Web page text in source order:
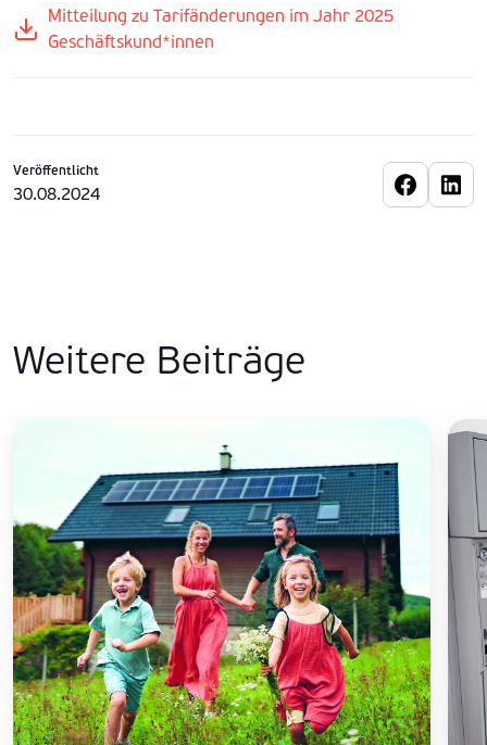
Mitteilung zu Tarifänderungen im Jahr 2025
Geschäftskund*innen
Veröffentlicht
30.08.2024
Weitere Beiträge